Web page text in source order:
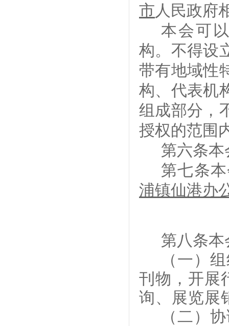
市人民政府
本会可
构。 不得设
带有地域性
构、代表机
组成部分，
授权的范围
第六条本
第七条
浦镇仙港办
第八条本
（一）
刊物，开展
询、展览展
（二）